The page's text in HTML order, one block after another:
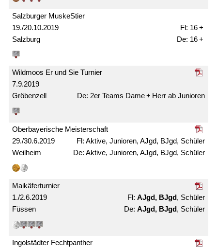
19./20.10.2019
Salzburger MuskeStier
Salzburg
16 +
16 +
7.9.2019
Wildmoos Er und Sie Turnier
Gröbenzell 2er Teams Dame + Herr ab Junioren
29./30.6.2019
Ober­bayerische Meister­schaft
Weilheim
Aktive, Junioren, AJgd, BJgd, Schüler
Aktive, Junioren, AJgd, BJgd, Schüler
1./2.6.2019
Maikäfer­turnier
Füssen
AJgd, BJgd, Schüler
AJgd, BJgd, Schüler
Ingolstädter Fechtpanther